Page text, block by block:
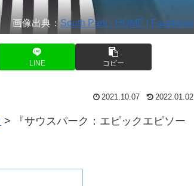
画像出典：South Park - HOME | Facebook
LINE コピー
2021.10.07 2022.01.02
>
『サウスパーク：エピックエピソー